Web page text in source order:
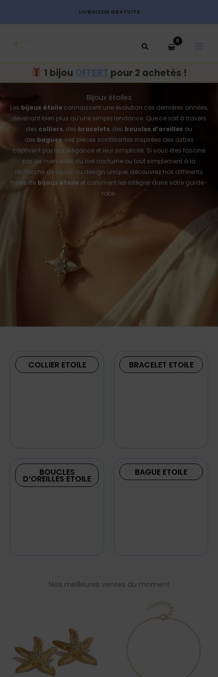
LIVRAISON GRATUITE
1 bijou OFFERT pour 2 achetés !
Bijoux étoiles
Les bijoux étoileconnaissent une évolution ces dernières années,
devenant bien plus qu’une simple tendance. Que ce soit à travers
des colliers, des bracelets, des boucles d’oreilles ou
des bagues, ces pièces scintillantes inspirées des astres
captivent par leur élégance et leur simplicité. Si vous êtes fasciné
par les merveilles du ciel nocturne ou tout simplement à la
recherche de bijoux au design unique, découvrez nos différents
types de bijoux étoile et comment les intégrer dans votre garde-
robe.
COLLIER ETOILE BRACELET ETOILE
BOUCLES
D’OREILLES ETOILE
BAGUE ETOILE
Nos meilleures ventes du moment